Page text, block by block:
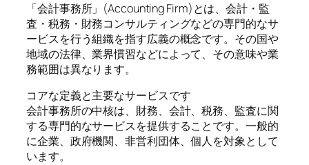
「会計事務所」(Accounting Firm)とは、会計・監
査・税務・財務コンサルティングなどの専門的なサ
ービスを行う組織を指す広義の概念です。その国や
地域の法律、業界慣習などによって、その意味や業
務範囲は異なります。
コアな定義と主要なサービスです
会計事務所の中核は、財務、会計、税務、監査に関
する専門的なサービスを提供することです。一般的
に企業、政府機関、非営利団体、個人を対象として
います。